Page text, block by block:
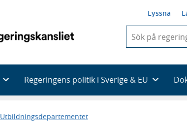
Lyssna
du
skriva
framträder
en
Regeringens politik i Sverige & EU
Utbildningsdepartementet